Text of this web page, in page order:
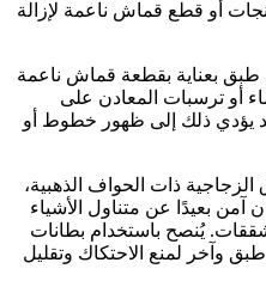
أو قطع قماش ناعمة لإزالة
بعناية بقطعة قماش ناعمة
أو ترسبات المعادن على
يؤدي ذلك إلى ظهور خطوط أو
الزجاجية ذات الحواف الذهبية،
بعيدًا عن متناول الأشياء
يُنصح باستخدام بطانات
وآخر لمنع الاحتكاك وتقليل